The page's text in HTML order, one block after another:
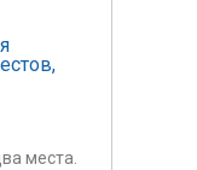
места.